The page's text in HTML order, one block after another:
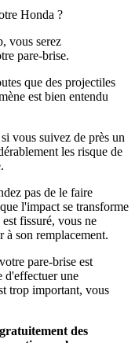
Honda ?
vous serez
pare-brise.
que des projectiles
est bien entendu
vous suivez de près un
les risque de
pas de le faire
l'impact se transforme
fissuré, vous ne
à son remplacement.
pare-brise est
d'effectuer une
trop important, vous
des